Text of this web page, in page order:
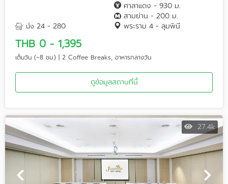
นั่ง 24 - 280
ศาลาแดง - 930 ม.
สามย่าน - 200 ม.
พระราม 4 - ลุมพินี
THB 0 - 1,395
เต็มวัน (~8 ชม.) | 2 Coffee Breaks, อาหารกลางวัน
ดูข้อมูลสถานที่นี้
27.4k